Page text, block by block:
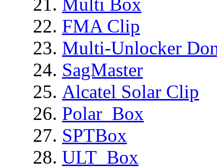
FMA Clip
Multi-Unlocker
SagMaster
Alcatel Solar Clip
Polar_Box
SPTBox
ULT_Box